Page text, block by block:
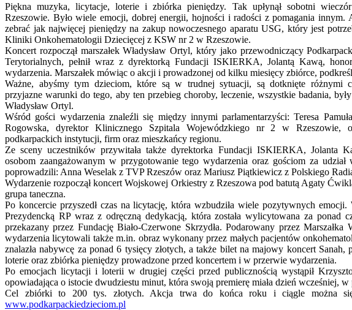
Piękna muzyka, licytacje, loterie i zbiórka pieniędzy. Tak upłynął sobotni
Rzeszowie. Było wiele emocji, dobrej energii, hojności i radości z pomagania innym.
zebrać jak najwięcej pieniędzy na zakup nowoczesnego aparatu USG, który jest
Kliniki Onkohematologii Dziecięcej z KSW nr 2 w Rzeszowie.
Koncert rozpoczął marszałek Władysław Ortyl, który jako przewodniczący
Terytorialnych, pełnił wraz z dyrektorką Fundacji ISKIERKA, Jolantą Kawą,
wydarzenia. Marszałek mówiąc o akcji i prowadzonej od kilku miesięcy zbiórce,
Ważne, abyśmy tym dzieciom, które są w trudnej sytuacji, są dotknięte różnymi
przyjazne warunki do tego, aby ten przebieg choroby, leczenie, wszystkie badania,
Władysław Ortyl.
Wśród gości wydarzenia znaleźli się między innymi parlamentarzyści: Teresa
Rogowska, dyrektor Klinicznego Szpitala Wojewódzkiego nr 2 w Rzeszowie,
podkarpackich instytucji, firm oraz mieszkańcy regionu.
Ze sceny uczestników przywitała także dyrektorka Fundacji ISKIERKA, Jolanta
osobom zaangażowanym w przygotowanie tego wydarzenia oraz gościom za
poprowadzili: Anna Weselak z TVP Rzeszów oraz Mariusz Piątkiewicz z Polskiego
Wydarzenie rozpoczął koncert Wojskowej Orkiestry z Rzeszowa pod batutą Agaty
grupa taneczna.
Po koncercie przyszedł czas na licytację, która wzbudziła wiele pozytywnych
Prezydencką RP wraz z odręczną dedykacją, która została wylicytowana za
przekazany przez Fundację Biało-Czerwone Skrzydła. Podarowany przez
wydarzenia licytowali także m.in. obraz wykonany przez małych pacjentów
znalazła nabywcę za ponad 6 tysięcy złotych, a także bilet na majowy koncert
loterie oraz zbiórka pieniędzy prowadzone przed koncertem i w przerwie wydarzenia.
Po emocjach licytacji i loterii w drugiej części przed publicznością wystąpił
opowiadająca o istocie dwudziestu minut, która swoją premierę miała dzień wcześniej, w
Cel zbiórki to 200 tys. złotych. Akcja trwa do końca roku i ciągle można się
www.podkarpackiedzieciom.pl